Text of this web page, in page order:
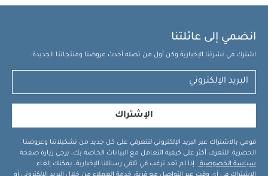
انضمي إلى عائلتنا
اشترك في نشرتنا الإخبارية وكن أول من تصله أحدث عروضنا ومنتجاتنا الجديدة.
الإشتراك
قومي بالاشتراك عبر البريد الإلكتروني لتتعرفي على كل جديد من تشكيلاتنا وعروضنا
الحصرية. للتعرف أكثر على كيفية التعامل مع البيانات الخاصة بك، يرجى زيارة صفحة
سياسة الخصوصية . إذا لم تعد ترغب في تلقي رسائلنا الإخبارية، يمكنك إلغاء